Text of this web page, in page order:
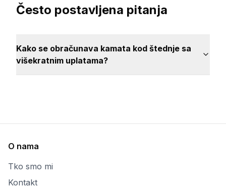
Često postavljena pitanja
Kako se obračunava kamata kod štednje sa
višekratnim uplatama?
O nama
Tko smo mi
Kontakt